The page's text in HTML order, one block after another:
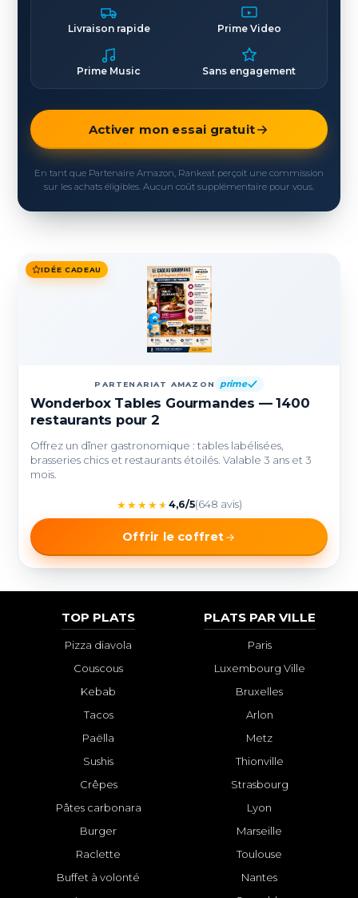
Livraison rapide Prime Video
Prime Music Sans engagement
Activer mon essai gratuit
En tant que Partenaire Amazon, Rankeat perçoit une commission
sur les achats éligibles. Aucun coût supplémentaire pour vous.
IDÉE CADEAU
PARTENARIAT AMAZON prime
Wonderbox Tables Gourmandes — 1400
restaurants pour 2
Offrez un dîner gastronomique : tables labélisées,
brasseries chics et restaurants étoilés. Valable 3 ans et 3
mois.
★★★★★ 4,6/5(648 avis)
Offrir le coffret
TOP PLATS
Pizza diavola
Couscous
Kebab
Tacos
Paëlla
Sushis
Crêpes
Pâtes carbonara
Burger
Raclette
Buffet à volonté
PLATS PAR VILLE
Paris
Luxembourg Ville
Bruxelles
Arlon
Metz
Thionville
Strasbourg
Lyon
Marseille
Toulouse
Nantes